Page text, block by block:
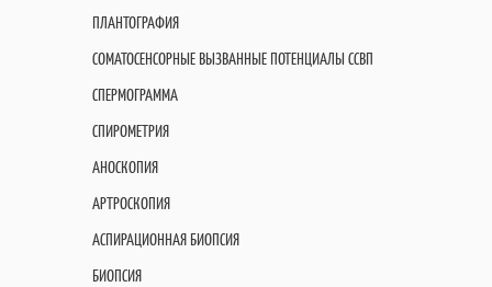
ПЛАНТОГРАФИЯ
СОМАТОСЕНСОРНЫЕ ВЫЗВАННЫЕ ПОТЕНЦИАЛЫ ССВП
СПЕРМОГРАММА
СПИРОМЕТРИЯ
АНОСКОПИЯ
АРТРОСКОПИЯ
АСПИРАЦИОННАЯ БИОПСИЯ
БИОПСИЯ